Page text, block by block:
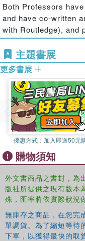
theorising has a
‘grammar of
.
Both Professors
and have co-written
with Routledge), and
international journals.
主題書展
更多書展
優惠方式： 加入即送50元
購物須知
外文書商品之書封，為
版社所提供之現有版本
殊，匯率將依實際狀況
無庫存之商品，在您完
單調貨。為了縮短等待
下單，以獲得最快的取